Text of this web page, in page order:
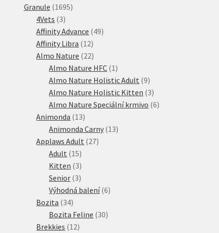
Granule 16951695
4Vets 33
produkty
Affinity Advance 4949
Affinity Libra 1212
produktů
Almo Nature 2222
produktů
Almo Nature HFC 1 1
produkt
Almo Nature Holistic Adult 99
produktů
Almo Nature Holistic Kitten 33
produkty
Almo Nature Speciální krmivo 66
Animonda 1313
produktů
Animonda Carny 1313
Applaws Adult 2727
Adult 1515
produktů
Kitten 33
produkty
Senior 33
produkty
Výhodná balení 66
Bozita 3434
produktů
Bozita Feline 3030
Brekkies 1212